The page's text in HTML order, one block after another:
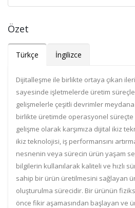
Özet
Türkçe İngilizce
Dijitalleşme ile birlikte ortaya çıkan
sayesinde işletmelerde üretim
gelişmelerle çeşitli devrimler
birlikte üretimde operasyonel
gelişme olarak karşımıza dijital ikiz
ikiz teknolojisi, iş performansını
nesnenin veya sürecin ürün yaşam
bilgilerin kullanılarak kaliteli ve hızlı
sahip bir ürün üretilmesini sağlayan
oluşturulma sürecidir. Bir ürünün
önce fikir aşamasından başlayan ve